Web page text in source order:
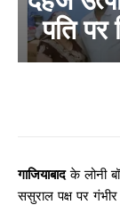
पति पर
गाजियाबादके लोनी
ससुराल पक्ष पर